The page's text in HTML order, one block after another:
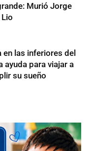
Murió Jorge
en las inferiores del
ayuda para viajar a
su sueño